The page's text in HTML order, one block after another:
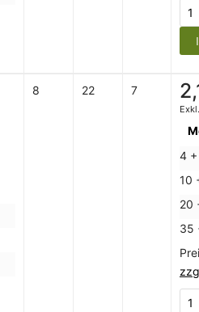
8 22 7
4 +
10
20
35